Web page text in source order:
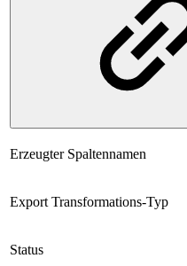
Erzeugter Spaltennamen
Export Transformations-Typ
Status